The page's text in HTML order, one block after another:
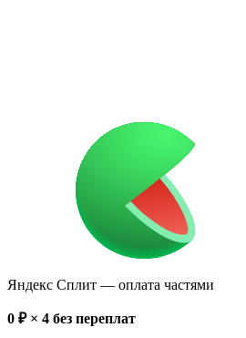
Яндекс Сплит — оплата частями
0 ₽ × 4 без переплат